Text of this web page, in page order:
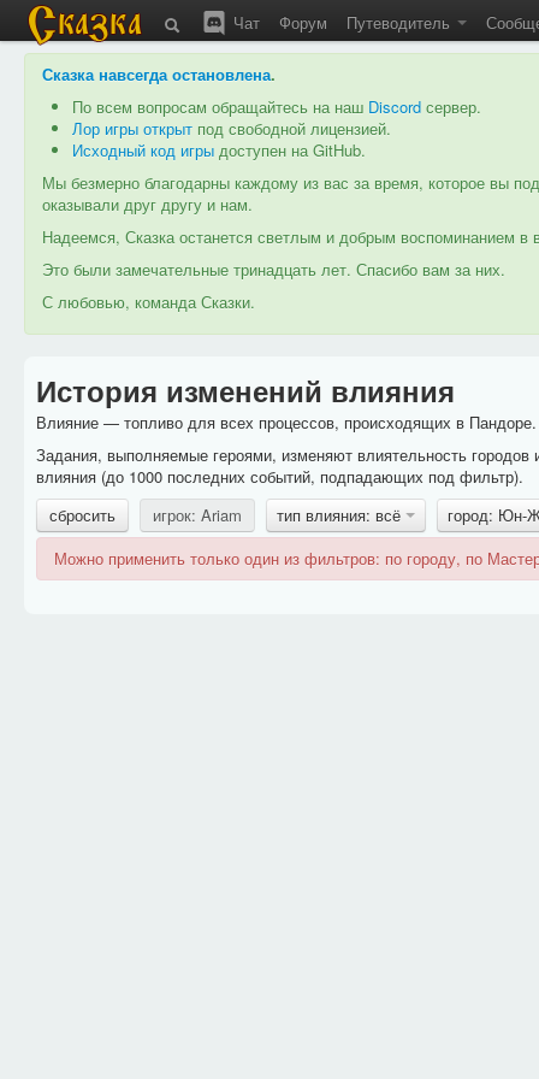
Чат Форум Путеводитель
Сказка навсегда остановлена.
По всем вопросам обращайтесь на наш Discord сервер.
Лор игры открыт под свободной лицензией.
Исходный код игры доступен на GitHub.
Мы безмерно благодарны каждому из вас за время, которое вы
оказывали друг другу и нам.
Надеемся, Сказка останется светлым и добрым воспоминанием
Это были замечательные тринадцать лет. Спасибо вам за них.
С любовью, команда Сказки.
История изменений влияния
Влияние — топливо для всех процессов, происходящих в
Задания, выполняемые героями, изменяют влиятельность
влияния (до 1000 последних событий, подпадающих под фильтр).
сбросить
игрок: Ariam тип влияния: всё
город: Юн-
Можно применить только один из фильтров: по городу, по